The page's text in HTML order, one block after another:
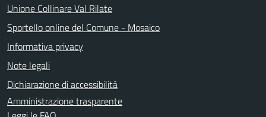
Unione Collinare Val Rilate
Sportello online del Comune - Mosaico
Informativa privacy
Note legali
Dichiarazione di accessibilità
Amministrazione trasparente